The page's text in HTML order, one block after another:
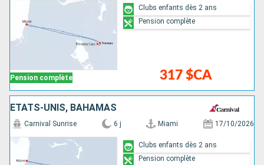
Pension complète 317 $CA
Clubs enfants dès 2 ans
Pension complète
ÉTATS-UNIS, BAHAMAS
Carnival Sunrise 6 j Miami 17/10/2026
Clubs enfants dès 2 ans
Pension complète